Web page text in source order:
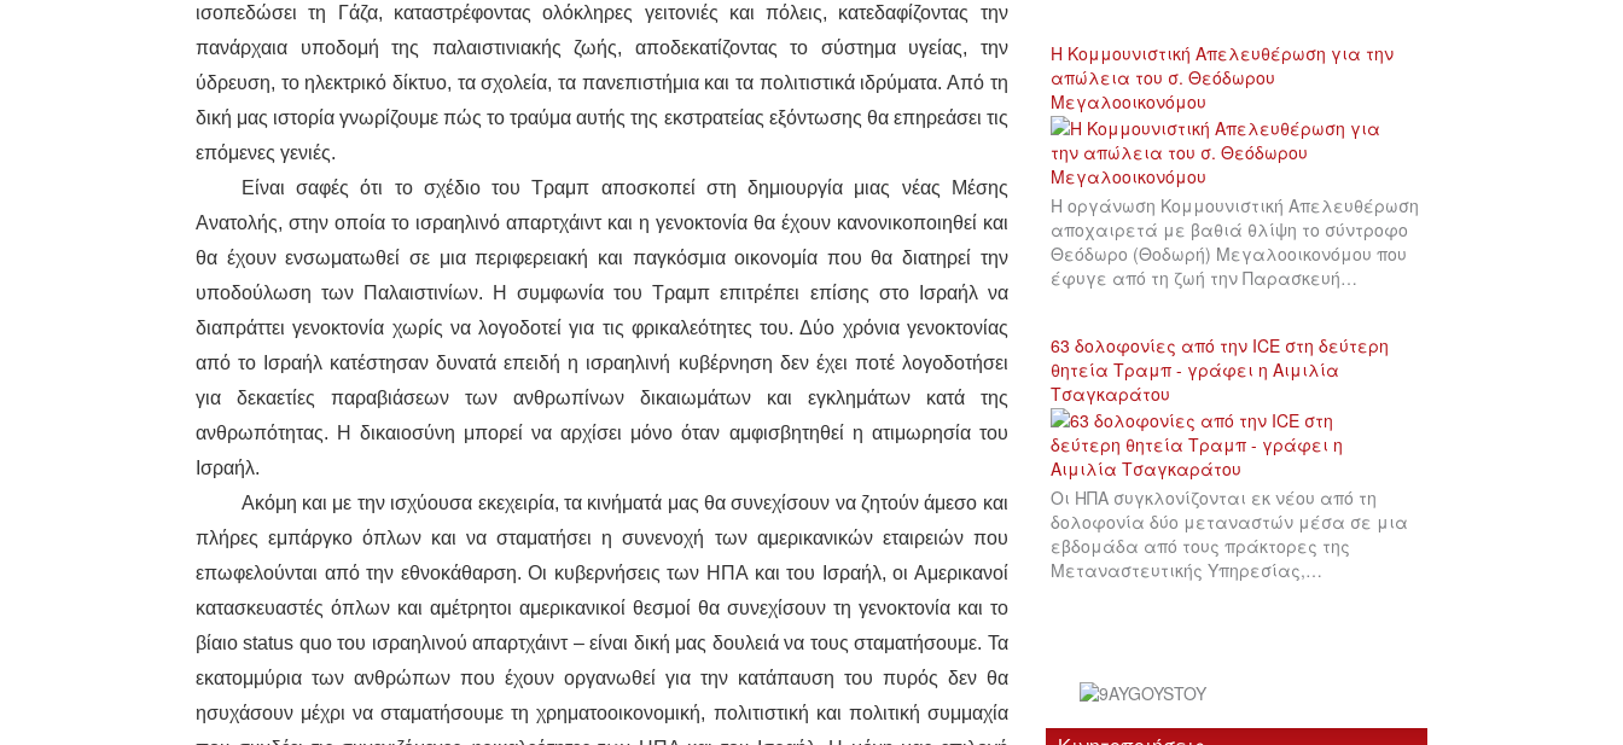
ισοπεδώσει τη Γάζα, καταστρέφοντας ολόκληρες γειτονιές και πόλεις, κατεδαφίζοντας την
πανάρχαια υποδομή της παλαιστινιακής ζωής, αποδεκατίζοντας το σύστημα υγείας, την
ύδρευση, το ηλεκτρικό δίκτυο, τα σχολεία, τα πανεπιστήμια και τα πολιτιστικά ιδρύματα. Από τη
δική μας ιστορία γνωρίζουμε πώς το τραύμα αυτής της εκστρατείας εξόντωσης θα επηρεάσει τις
επόμενες γενιές.
Είναι σαφές ότι το σχέδιο του Τραμπ αποσκοπεί στη δημιουργία μιας νέας Μέσης
Ανατολής, στην οποία το ισραηλινό απαρτχάιντ και η γενοκτονία θα έχουν κανονικοποιηθεί και
θα έχουν ενσωματωθεί σε μια περιφερειακή και παγκόσμια οικονομία που θα διατηρεί την
υποδούλωση των Παλαιστινίων. Η συμφωνία του Τραμπ επιτρέπει επίσης στο Ισραήλ να
διαπράττει γενοκτονία χωρίς να λογοδοτεί για τις φρικαλεότητες του. Δύο χρόνια γενοκτονίας
από το Ισραήλ κατέστησαν δυνατά επειδή η ισραηλινή κυβέρνηση δεν έχει ποτέ λογοδοτήσει
για δεκαετίες παραβιάσεων των ανθρωπίνων δικαιωμάτων και εγκλημάτων κατά της
ανθρωπότητας. Η δικαιοσύνη μπορεί να αρχίσει μόνο όταν αμφισβητηθεί η ατιμωρησία του
Ισραήλ.
Ακόμη και με την ισχύουσα εκεχειρία, τα κινήματά μας θα συνεχίσουν να ζητούν άμεσο και
πλήρες εμπάργκο όπλων και να σταματήσει η συνενοχή των αμερικανικών εταιρειών που
επωφελούνται από την εθνοκάθαρση. Οι κυβερνήσεις των ΗΠΑ και του Ισραήλ, οι Αμερικανοί
κατασκευαστές όπλων και αμέτρητοι αμερικανικοί θεσμοί θα συνεχίσουν τη γενοκτονία και το
βίαιο status quo του ισραηλινού απαρτχάιντ – είναι δική μας δουλειά να τους σταματήσουμε. Τα
εκατομμύρια των ανθρώπων που έχουν οργανωθεί για την κατάπαυση του πυρός δεν θα
ησυχάσουν μέχρι να σταματήσουμε τη χρηματοοικονομική, πολιτιστική και πολιτική συμμαχία
Η Κομμουνιστική Απελευθέρωση για την
απώλεια του σ. Θεόδωρου
Μεγαλοοικονόμου
Η οργάνωση Κομμουνιστική Απελευθέρωση
αποχαιρετά με βαθιά θλίψη το σύντροφο
Θεόδωρο (Θοδωρή) Μεγαλοοικονόμου που
έφυγε από τη ζωή την Παρασκευή…
63 δολοφονίες από την ICE στη δεύτερη
θητεία Τραμπ - γράφει η Αιμιλία
Τσαγκαράτου
Οι ΗΠΑ συγκλονίζονται εκ νέου από τη
δολοφονία δύο μεταναστών μέσα σε μια
εβδομάδα από τους πράκτορες της
Μεταναστευτικής Υπηρεσίας,…